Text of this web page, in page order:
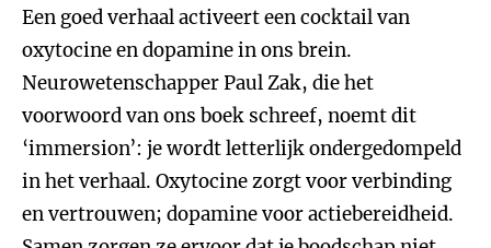
Een goed verhaal activeert een cocktail van
oxytocine en dopamine in ons brein.
Neurowetenschapper Paul Zak, die het
voorwoord van ons boek schreef, noemt dit
‘immersion’: je wordt letterlijk ondergedompeld
in het verhaal. Oxytocine zorgt voor verbinding
en vertrouwen; dopamine voor actiebereidheid.